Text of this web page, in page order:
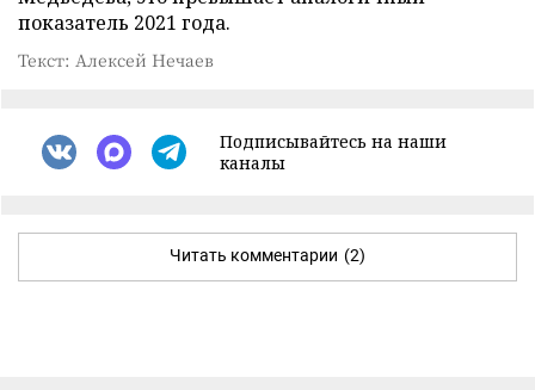
показатель 2021 года.
Текст: Алексей Нечаев
Подписывайтесь на наши
каналы
Читать комментарии (2)